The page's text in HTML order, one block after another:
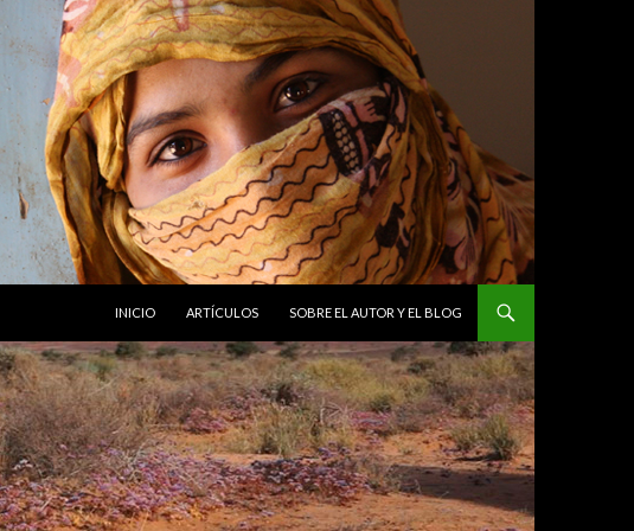
INICIO ARTÍCULOS SOBRE EL AUTOR Y EL BLOG